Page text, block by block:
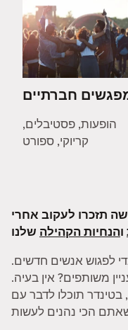
חברתיים
הופעות, פסטיבלים,
קריוקי, ספורט
תזכרו לעקוב אחרי
והנחיות הקהילה
לפגוש אנשים חדשים.
משותפים? אין בעיה.
תוכלו לדבר עם